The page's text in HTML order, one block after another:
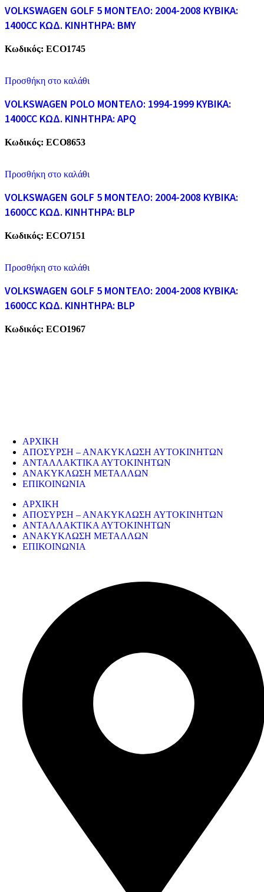
VOLKSWAGEN GOLF 5 ΜΟΝΤΕΛΟ: 2004-2008 ΚΥΒΙΚΑ:
1400CC ΚΩΔ. ΚΙΝΗΤΗΡΑ: BMY
Κωδικός: ECO1745
Προσθήκη στο καλάθι
VOLKSWAGEN POLO ΜΟΝΤΕΛΟ: 1994-1999 ΚΥΒΙΚΑ:
1400CC ΚΩΔ. ΚΙΝΗΤΗΡΑ: APQ
Κωδικός: ECO8653
Προσθήκη στο καλάθι
VOLKSWAGEN GOLF 5 ΜΟΝΤΕΛΟ: 2004-2008 ΚΥΒΙΚΑ:
1600CC ΚΩΔ. ΚΙΝΗΤΗΡΑ: BLP
Κωδικός: ECO7151
Προσθήκη στο καλάθι
VOLKSWAGEN GOLF 5 ΜΟΝΤΕΛΟ: 2004-2008 ΚΥΒΙΚΑ:
1600CC ΚΩΔ. ΚΙΝΗΤΗΡΑ: BLP
Κωδικός: ECO1967
ΑΡΧΙΚΗ
ΑΠΟΣΥΡΣΗ – ΑΝΑΚΥΚΛΩΣΗ ΑΥΤΟΚΙΝΗΤΩΝ
ΑΝΤΑΛΛΑΚΤΙΚΑ ΑΥΤΟΚΙΝΗΤΩΝ
ΑΝΑΚΥΚΛΩΣΗ ΜΕΤΑΛΛΩΝ
ΕΠΙΚΟΙΝΩΝΙΑ
ΑΡΧΙΚΗ
ΑΠΟΣΥΡΣΗ – ΑΝΑΚΥΚΛΩΣΗ ΑΥΤΟΚΙΝΗΤΩΝ
ΑΝΤΑΛΛΑΚΤΙΚΑ ΑΥΤΟΚΙΝΗΤΩΝ
ΑΝΑΚΥΚΛΩΣΗ ΜΕΤΑΛΛΩΝ
ΕΠΙΚΟΙΝΩΝΙΑ